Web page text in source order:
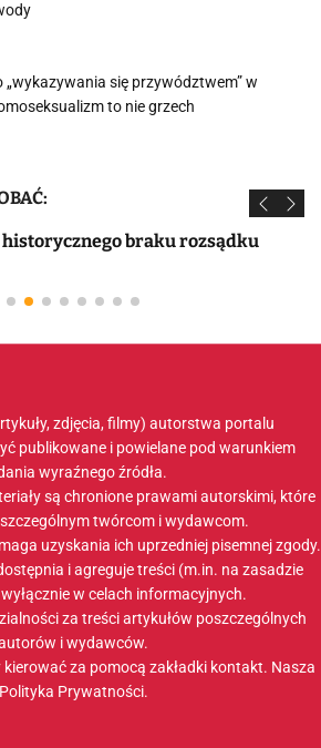
„wykazywania się przywództwem” w
to nie grzech
historycznego braku rozsądku
zdjęcia, filmy) autorstwa portalu
publikowane i powielane pod warunkiem
wyraźnego źródła.
są chronione prawami autorskimi, które
twórcom i wydawcom.
uzyskania ich uprzedniej pisemnej zgody.
i agreguje treści (m.in. na zasadzie
w celach informacyjnych.
za treści artykułów poszczególnych
i wydawców.
za pomocą zakładki kontakt. Nasza
Polityka Prywatności.